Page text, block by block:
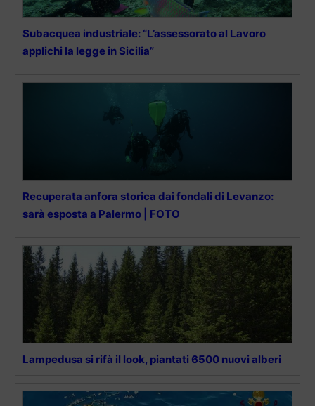
Subacquea industriale: “L’assessorato al Lavoro
applichi la legge in Sicilia”
Recuperata anfora storica dai fondali di Levanzo:
sarà esposta a Palermo | FOTO
Lampedusa si rifà il look, piantati 6500 nuovi alberi